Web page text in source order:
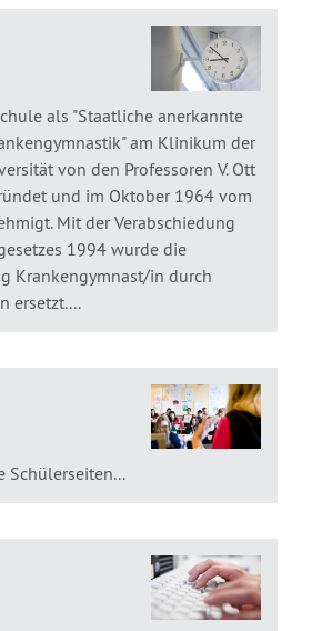
als "Staatliche anerkannte
am Klinikum der
von den Professoren V. Ott
und im Oktober 1964 vom
Mit der Verabschiedung
1994 wurde die
Krankengymnast/in durch
ersetzt....
Schülerseiten...